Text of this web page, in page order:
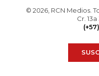
© 2026, RCN Medios.
Cr.